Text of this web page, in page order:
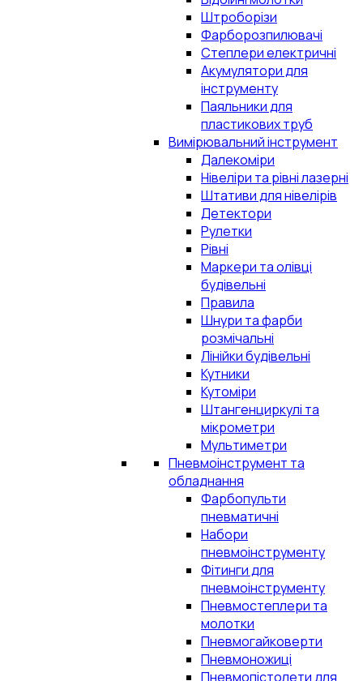
Штроборізи
Фарборозпилювачі
Степлери електричні
Акумулятори для
інструменту
Паяльники для
пластикових труб
Вимірювальний інструмент
Далекоміри
Нівеліри та рівні лазерні
Штативи для нівелірів
Детектори
Рулетки
Рівні
Маркери та олівці
будівельні
Правила
Шнури та фарби
розмічальні
Лінійки будівельні
Кутники
Кутоміри
Штангенциркулі та
мікрометри
Мультиметри
Пневмоінструмент та
обладнання
Фарбопульти
пневматичні
Набори
пневмоінструменту
Фітинги для
пневмоінструменту
Пневмостеплери та
молотки
Пневмогайковерти
Пневмоножиці
Пневмопістолети для